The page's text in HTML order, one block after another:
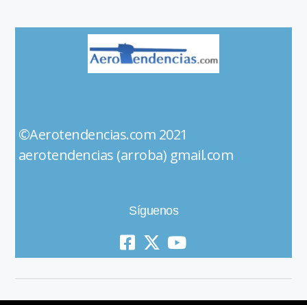
©Aerotendencias.com 2021
aerotendencias (arroba) gmail.com
Síguenos